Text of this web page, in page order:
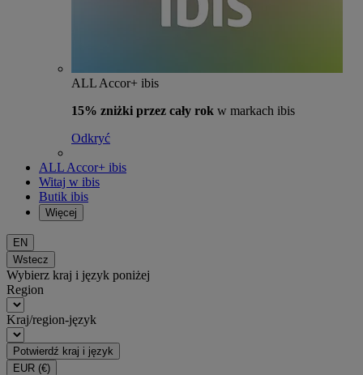
ALL Accor+ ibis
15% zniżki przez cały rok w markach ibis
Odkryć
ALL Accor+ ibis
Witaj w ibis
Butik ibis
Więcej
EN
Wstecz
Wybierz kraj i język poniżej
Region
Kraj/region-język
Potwierdź kraj i język
EUR (€)